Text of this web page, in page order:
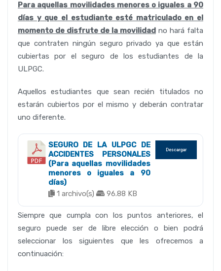
Para aquellas movilidades menores o iguales a 90
días y que el estudiante esté matriculado en el
momento de disfrute de la movilidad no hará falta
que contraten ningún seguro privado ya que están
cubiertas por el seguro de los estudiantes de la
ULPGC.
Aquellos estudiantes que sean recién titulados no
estarán cubiertos por el mismo y deberán contratar
uno diferente.
SEGURO DE LA ULPGC DE
ACCIDENTES PERSONALES
(Para aquellas movilidades
menores o iguales a 90
días)
1 archivo(s)
96.88 KB
Descargar
Siempre que cumpla con los puntos anteriores, el
seguro puede ser de libre elección o bien podrá
seleccionar los siguientes que les ofrecemos a
continuación: